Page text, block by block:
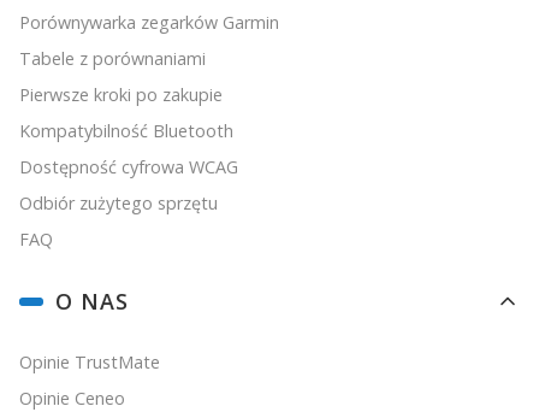
Porównywarka zegarków Garmin
Tabele z porównaniami
Pierwsze kroki po zakupie
Kompatybilność Bluetooth
Dostępność cyfrowa WCAG
Odbiór zużytego sprzętu
FAQ
O NAS
Opinie TrustMate
Opinie Ceneo